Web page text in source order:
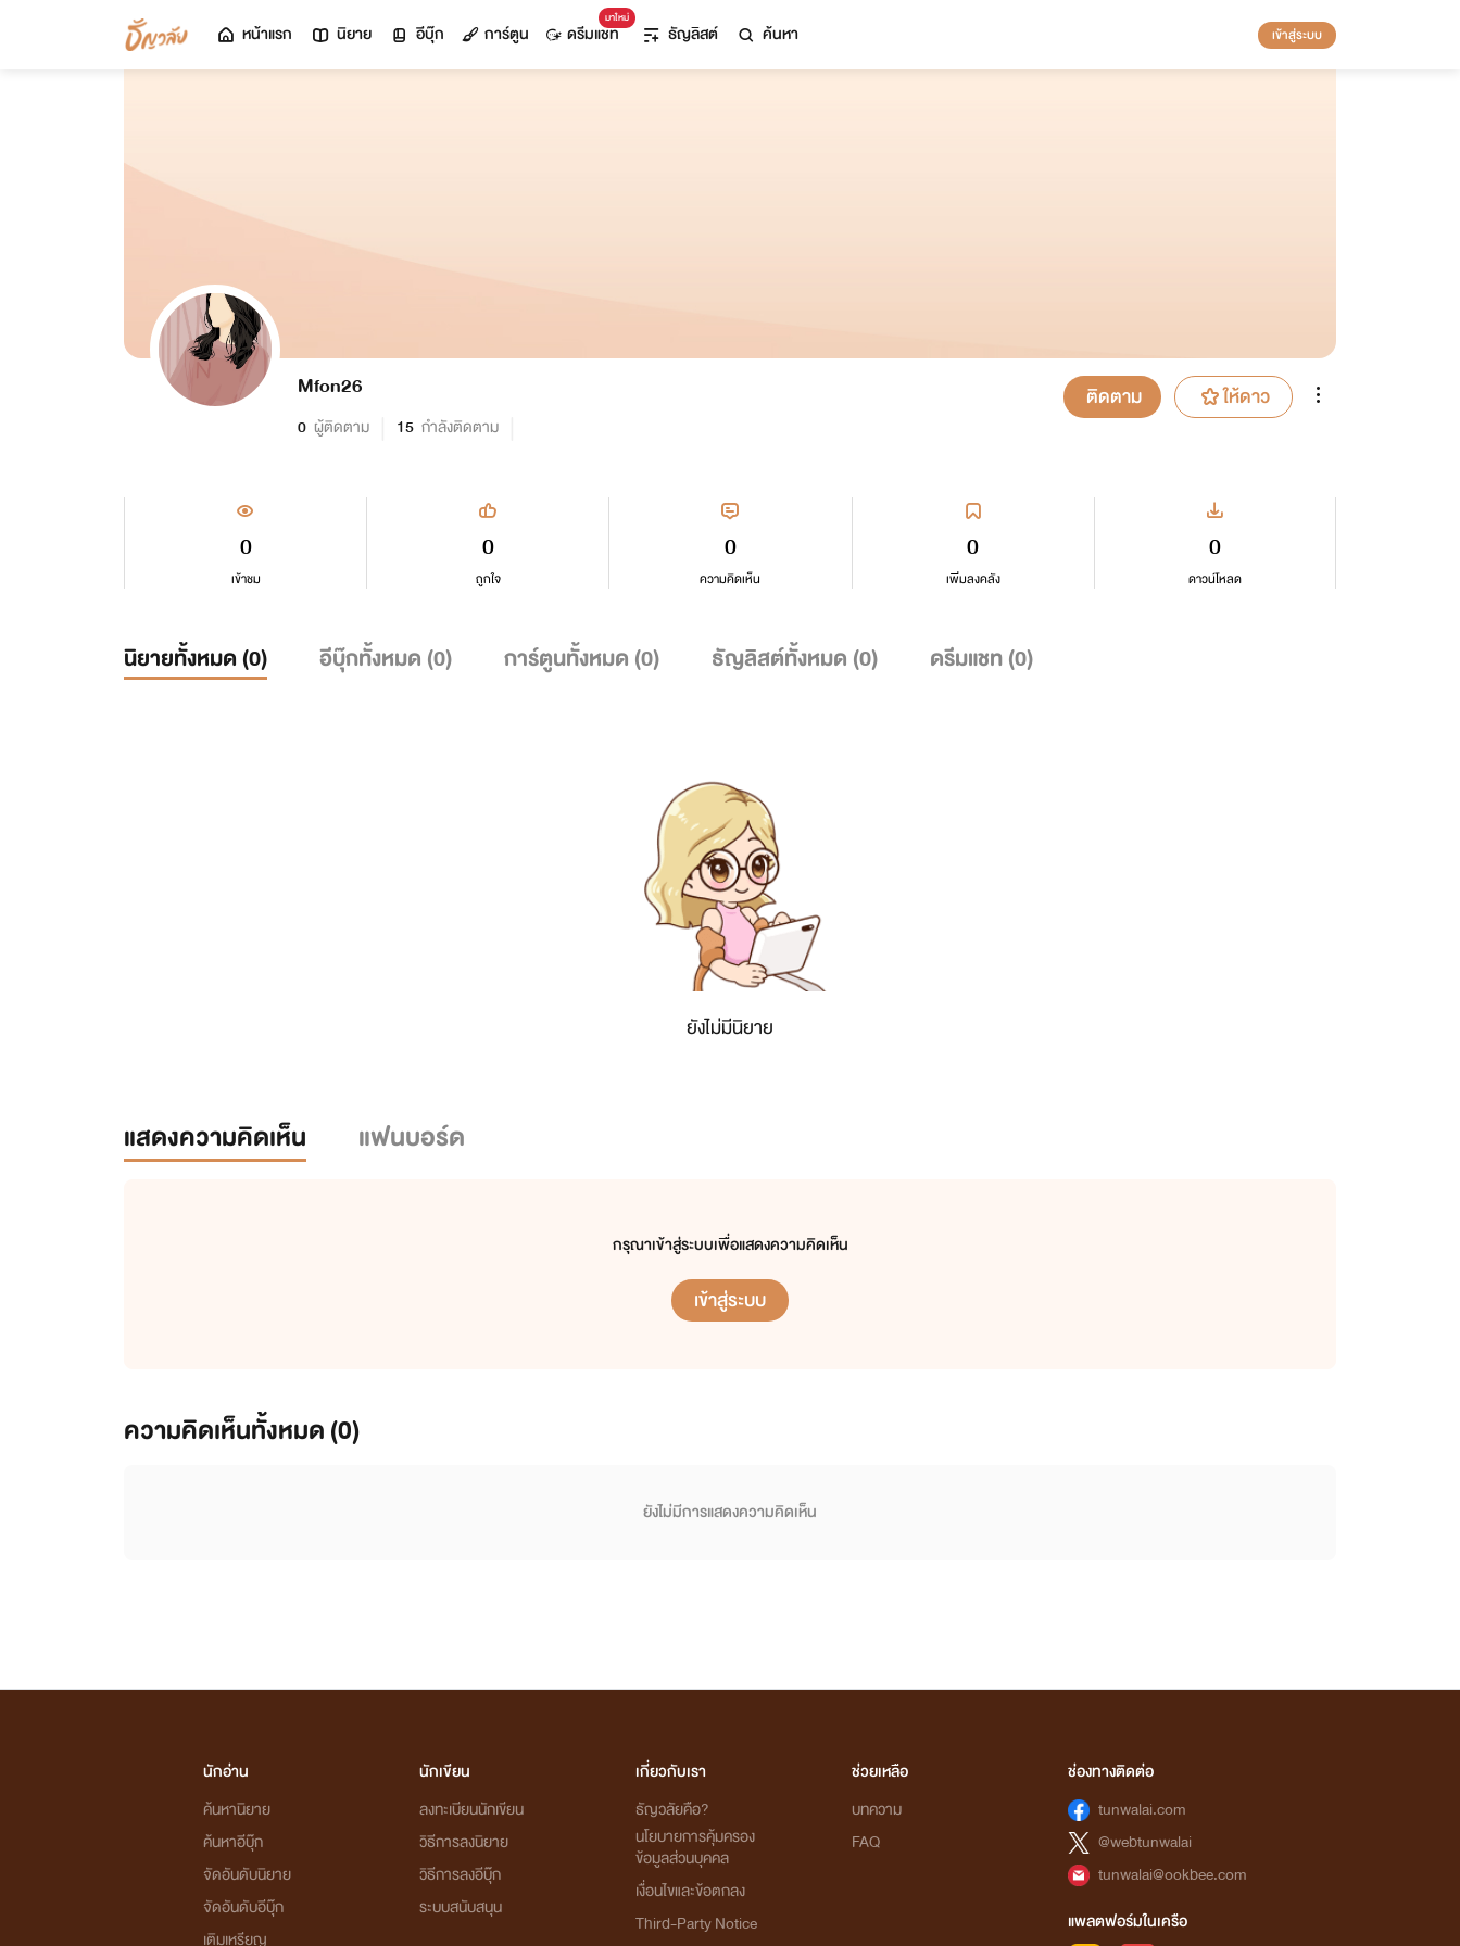
หน้าแรก นิยาย อีบุ๊ก การ์ตูน
มาใหม่
ดรีมแชท ธัญลิสต์ ค้นหา เข้าสู่ระบบ
Mfon26
0 ผู้ติดตาม 15 กำลังติดตาม
ติดตาม ให้ดาว
0
เข้าชม
0
เพิ่มลงคลัง
0
ถูกใจ
0
ดาวน์โหลด
0
ความคิดเห็น
นิยายทั้งหมด (0) อีบุ๊กทั้งหมด (0) การ์ตูนทั้งหมด (0) ธัญลิสต์ทั้งหมด (0) ดรีมแชท (0)
ยังไม่มีนิยาย
แสดงความคิดเห็น แฟนบอร์ด
กรุณาเข้าสู่ระบบเพื่อแสดงความคิดเห็น
เข้าสู่ระบบ
ความคิดเห็นทั้งหมด (0)
ยังไม่มีการแสดงความคิดเห็น
นักอ่าน
ค้นหานิยาย
ค้นหาอีบุ๊ก
จัดอันดับนิยาย
จัดอันดับอีบุ๊ก
เติมเหรียญ
นักเขียน
ลงทะเบียนนักเขียน
วิธีการลงนิยาย
วิธีการลงอีบุ๊ก
ระบบสนับสนุน
เกี่ยวกับเรา
ธัญวลัยคือ?
นโยบายการคุ้มครอง
ข้อมูลส่วนบุคคล
เงื่อนไขและข้อตกลง
Third-Party Notice
ช่วยเหลือ
บทความ
FAQ
ช่องทางติดต่อ
tunwalai.com
@webtunwalai
tunwalai@ookbee.com
แพลตฟอร์มในเครือ